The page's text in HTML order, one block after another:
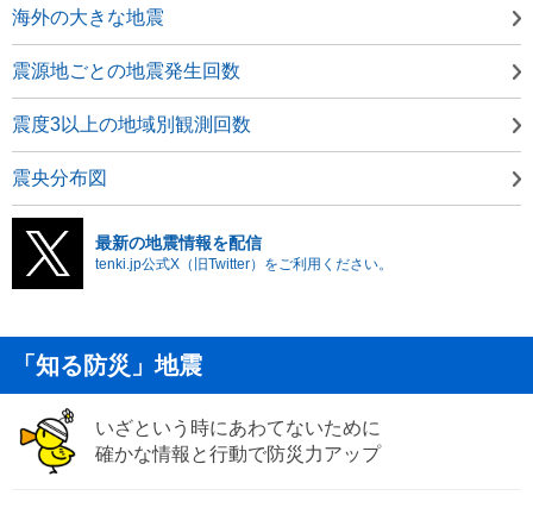
海外の大きな地震
震源地ごとの地震発生回数
震度3以上の地域別観測回数
震央分布図
最新の地震情報を配信
tenki.jp公式X（旧Twitter）をご利用ください。
「知る防災」地震
いざという時にあわてないために
確かな情報と行動で防災力アップ